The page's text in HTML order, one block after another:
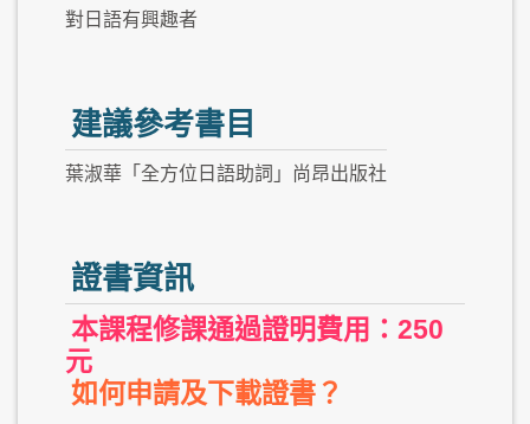
對日語有興趣者
建議參考書目
葉淑華「全方位日語助詞」尚昂出版社
證書資訊
本課程修課通過證明費用：250
元
如何申請及下載證書？